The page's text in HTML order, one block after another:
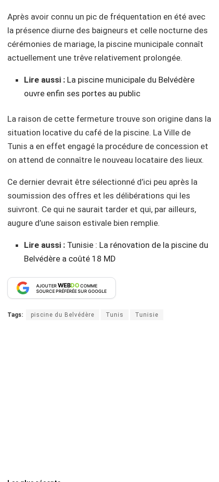
Après avoir connu un pic de fréquentation en été avec
la présence diurne des baigneurs et celle nocturne des
cérémonies de mariage, la piscine municipale connaît
actuellement une trêve relativement prolongée.
Lire aussi : La piscine municipale du Belvédère
ouvre enfin ses portes au public
La raison de cette fermeture trouve son origine dans la
situation locative du café de la piscine. La Ville de
Tunis a en effet engagé la procédure de concession et
on attend de connaître le nouveau locataire des lieux.
Ce dernier devrait être sélectionné d’ici peu après la
soumission des offres et les délibérations qui les
suivront. Ce qui ne saurait tarder et qui, par ailleurs,
augure d’une saison estivale bien remplie.
Lire aussi : Tunisie : La rénovation de la piscine du
Belvédère a coûté 18 MD
AJOUTERWEBDOCOMME
SOURCE PRÉFÉRÉE SUR GOOGLE
Tags: piscine du Belvédère Tunis Tunisie